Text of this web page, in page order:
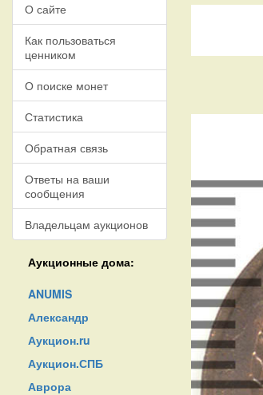
О сайте
Как пользоваться
ценником
О поиске монет
Статистика
Обратная связь
Ответы на ваши
сообщения
Владельцам аукционов
Аукционные дома:
ANUMIS
Александр
Аукцион.ru
Аукцион.СПБ
Аврора